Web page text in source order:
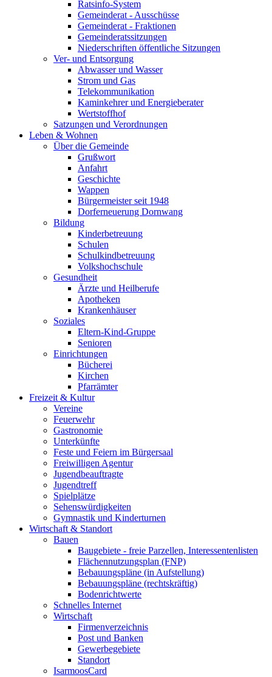
Ratsinfo-System
Gemeinderat - Ausschüsse
Gemeinderat - Fraktionen
Gemeinderatssitzungen
Niederschriften öffentliche Sitzungen
Ver- und Entsorgung
Abwasser und Wasser
Strom und Gas
Telekommunikation
Kaminkehrer und Energieberater
Wertstoffhof
Satzungen und Verordnungen
Leben & Wohnen
Über die Gemeinde
Grußwort
Anfahrt
Geschichte
Wappen
Bürgermeister seit 1948
Dorferneuerung Dornwang
Bildung
Kinderbetreuung
Schulen
Schulkindbetreuung
Volkshochschule
Gesundheit
Ärzte und Heilberufe
Apotheken
Krankenhäuser
Soziales
Eltern-Kind-Gruppe
Senioren
Einrichtungen
Bücherei
Kirchen
Pfarrämter
Freizeit & Kultur
Vereine
Feuerwehr
Gastronomie
Unterkünfte
Feste und Feiern im Bürgersaal
Freiwilligen Agentur
Jugendbeauftragte
Jugendtreff
Spielplätze
Sehenswürdigkeiten
Gymnastik und Kinderturnen
Wirtschaft & Standort
Bauen
Baugebiete - freie Parzellen, Interessentenlisten
Flächennutzungsplan (FNP)
Bebauungspläne (in Aufstellung)
Bebauungspläne (rechtskräftig)
Bodenrichtwerte
Schnelles Internet
Wirtschaft
Firmenverzeichnis
Post und Banken
Gewerbegebiete
Standort
IsarmoosCard